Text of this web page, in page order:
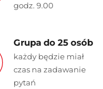
godz. 9.00
Grupa do 25 osób
każdy będzie miał
czas na zadawanie
pytań